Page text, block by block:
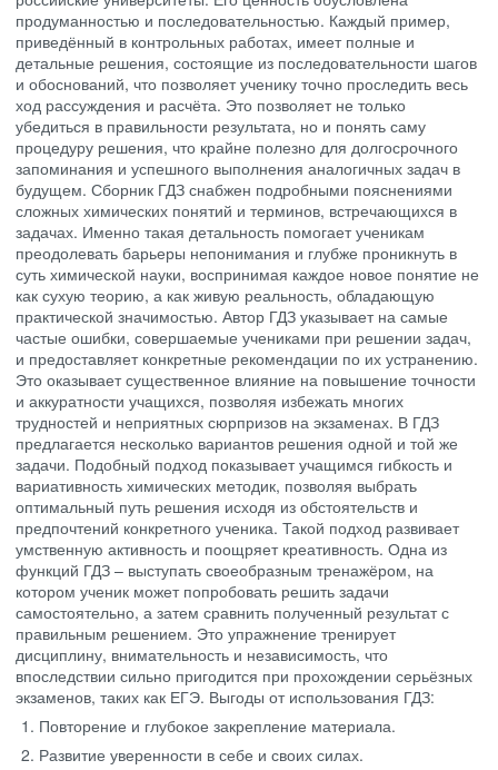
продуманностью и последовательностью. Каждый пример,
приведённый в контрольных работах, имеет полные и
детальные решения, состоящие из последовательности шагов
и обоснований, что позволяет ученику точно проследить весь
ход рассуждения и расчёта. Это позволяет не только
убедиться в правильности результата, но и понять саму
процедуру решения, что крайне полезно для долгосрочного
запоминания и успешного выполнения аналогичных задач в
будущем. Сборник ГДЗ снабжен подробными пояснениями
сложных химических понятий и терминов, встречающихся в
задачах. Именно такая детальность помогает ученикам
преодолевать барьеры непонимания и глубже проникнуть в
суть химической науки, воспринимая каждое новое понятие не
как сухую теорию, а как живую реальность, обладающую
практической значимостью. Автор ГДЗ указывает на самые
частые ошибки, совершаемые учениками при решении задач,
и предоставляет конкретные рекомендации по их устранению.
Это оказывает существенное влияние на повышение точности
и аккуратности учащихся, позволяя избежать многих
трудностей и неприятных сюрпризов на экзаменах. В ГДЗ
предлагается несколько вариантов решения одной и той же
задачи. Подобный подход показывает учащимся гибкость и
вариативность химических методик, позволяя выбрать
оптимальный путь решения исходя из обстоятельств и
предпочтений конкретного ученика. Такой подход развивает
умственную активность и поощряет креативность. Одна из
функций ГДЗ – выступать своеобразным тренажёром, на
котором ученик может попробовать решить задачи
самостоятельно, а затем сравнить полученный результат с
правильным решением. Это упражнение тренирует
дисциплину, внимательность и независимость, что
впоследствии сильно пригодится при прохождении серьёзных
экзаменов, таких как ЕГЭ. Выгоды от использования ГДЗ:
Повторение и глубокое закрепление материала.
Развитие уверенности в себе и своих силах.